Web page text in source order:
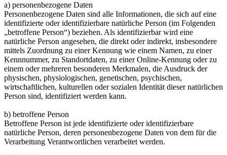
a) personenbezogene Daten
Personenbezogene Daten sind alle Informationen, die sich auf eine
identifizierte oder identifizierbare natürliche Person (im Folgenden
„betroffene Person“) beziehen. Als identifizierbar wird eine
natürliche Person angesehen, die direkt oder indirekt, insbesondere
mittels Zuordnung zu einer Kennung wie einem Namen, zu einer
Kennnummer, zu Standortdaten, zu einer Online-Kennung oder zu
einem oder mehreren besonderen Merkmalen, die Ausdruck der
physischen, physiologischen, genetischen, psychischen,
wirtschaftlichen, kulturellen oder sozialen Identität dieser natürlichen
Person sind, identifiziert werden kann.
b) betroffene Person
Betroffene Person ist jede identifizierte oder identifizierbare
natürliche Person, deren personenbezogene Daten von dem für die
Verarbeitung Verantwortlichen verarbeitet werden.